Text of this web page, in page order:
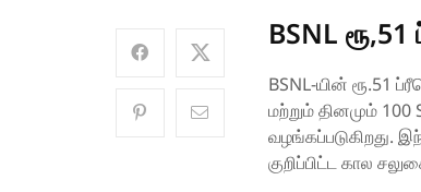
BSNL
BSNL-யின் ரூ.51
மற்றும் தினமும்
வழங்கப்படுகிறது.
குறிப்பிட்ட கால